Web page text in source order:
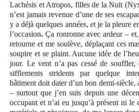
Lachésis et Atropos, filles de la Nuit
n’est jamais revenue d’une de ses
y a déjà quelques années, et je la pleure
l’occasion. Ça ronronne avec ardeur –
retourne et me soulève, déplaçant ces
soupire et se plaint. Aucune idée de
jour. Le vent n’a pas cessé de souffler,
sifflements stridents par quelque
bâtiment doit dater d’un bon demi-siècle,
– surtout que j’en suis depuis une
occupant et n’ai eu jusqu’à présent ni le